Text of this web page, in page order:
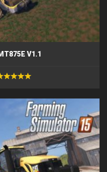
V1.1